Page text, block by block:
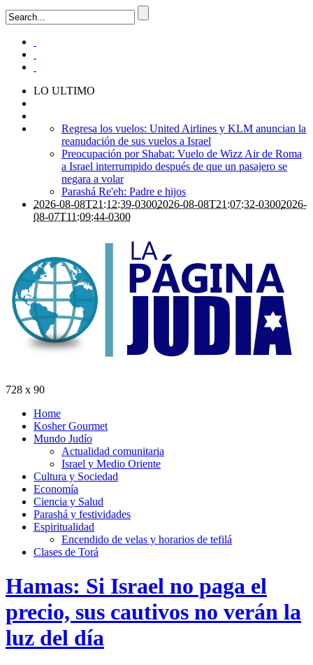
LO ULTIMO
Regresa los vuelos: United Airlines y KLM anuncian la
reanudación de sus vuelos a Israel
Preocupación por Shabat: Vuelo de Wizz Air de Roma
a Israel interrumpido después de que un pasajero se
negara a volar
Parashá Re'eh: Padre e hijos
2026-08-08T21:12:39-03002026-08-08T21:07:32-03002026-
08-07T11:09:44-0300
728 x 90
Home
Kosher Gourmet
Mundo Judío
Actualidad comunitaria
Israel y Medio Oriente
Cultura y Sociedad
Economía
Ciencia y Salud
Parashá y festividades
Espiritualidad
Encendido de velas y horarios de tefilá
Clases de Torá
Hamas: Si Israel no paga el
precio, sus cautivos no verán la
luz del día